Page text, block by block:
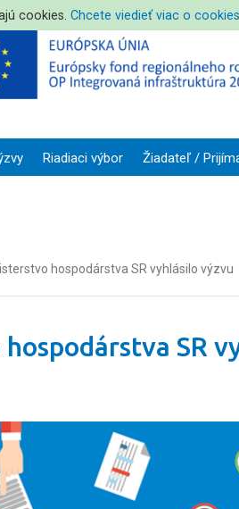
cookies. Chcete viedieť viac o
Riadiaci výbor Žiadateľ /
hospodárstva SR vyhlásilo výzvu
SR